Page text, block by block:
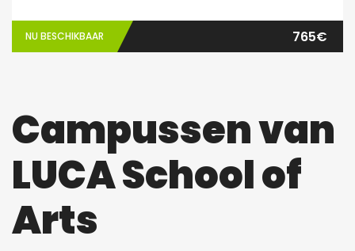
NU BESCHIKBAAR 765€
Campussen van
LUCA School of
Arts